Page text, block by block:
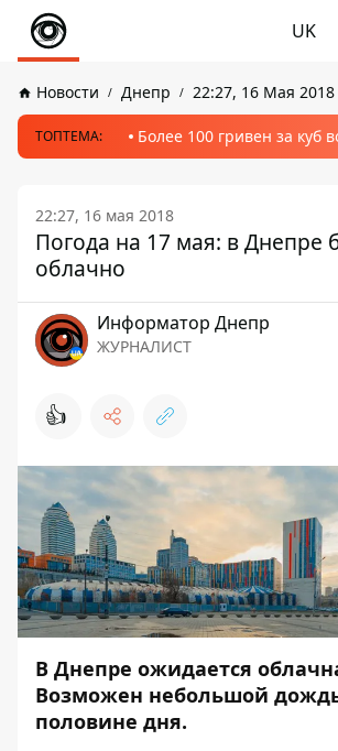
UK
Новости Днепр 22:27, 16 Мая 2018
ТОПТЕМА: Более 100 гривен за куб
22:27, 16 мая 2018
Погода на 17 мая: в Днепре
облачно
Информатор Днепр
ЖУРНАЛИСТ
👍
В Днепре ожидается
Возможен небольшой
половине дня.